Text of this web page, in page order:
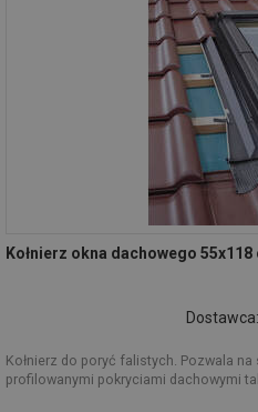
Kołnierz okna dachowego 55x118
Dostawca:
Kołnierz do poryć falistych. Pozwala
profilowanymi pokryciami dachowymi